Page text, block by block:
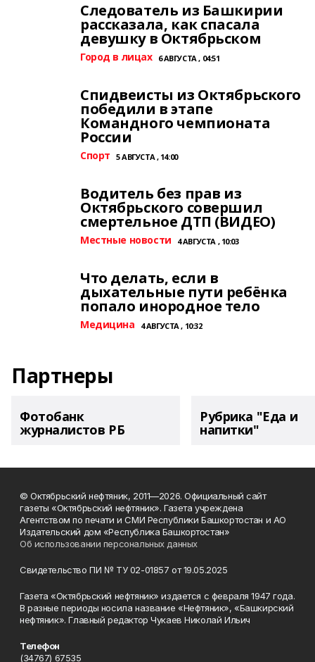
Следователь из Башкирии
рассказала, как спасала
девушку в Октябрьском
Город в лицах 6 АВГУСТА , 04:51
Спидвеисты из Октябрьского
победили в этапе
Командного чемпионата
России
Спорт 5 АВГУСТА , 14:00
Водитель без прав из
Октябрьского совершил
смертельное ДТП (ВИДЕО)
Местные новости 4 АВГУСТА , 10:03
Что делать, если в
дыхательные пути ребёнка
попало инородное тело
Медицина 4 АВГУСТА , 10:32
Партнеры
Фотобанк
журналистов РБ
Рубрика "Еда и
напитки"
© Октябрьский нефтяник, 2011—2026. Официальный сайт
газеты «Октябрьский нефтяник». Газета учреждена
Агентством по печати и СМИ Республики Башкортостан и АО
Издательский дом «Республика Башкортостан»
Об использовании персональных данных
Свидетельство ПИ № ТУ 02-01857 от 19.05.2025
Газета «Октябрьский нефтяник» издается с февраля 1947 года.
В разные периоды носила название «Нефтяник», «Башкирский
нефтяник». Главный редактор Чукаев Николай Ильич
Телефон
(34767) 67535